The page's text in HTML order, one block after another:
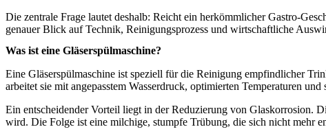
Die zentrale Frage lautet deshalb: Reicht ein herkömmlicher Gastro-
genauer Blick auf Technik, Reinigungsprozess und wirtschaftliche
Was ist eine Gläserspülmaschine?
Eine Gläserspülmaschine ist speziell für die Reinigung empfindlicher
arbeitet sie mit angepasstem Wasserdruck, optimierten Temperaturen
Ein entscheidender Vorteil liegt in der Reduzierung von Glaskorrosion.
wird. Die Folge ist eine milchige, stumpfe Trübung, die sich nicht mehr